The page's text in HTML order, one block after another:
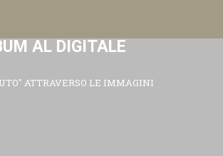
AL DIGITALE
ATTRAVERSO LE IMMAGINI